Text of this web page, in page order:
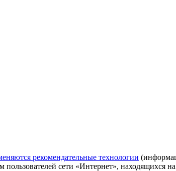
рекомендательные технологии
пользователей сети «Интернет», находящихся